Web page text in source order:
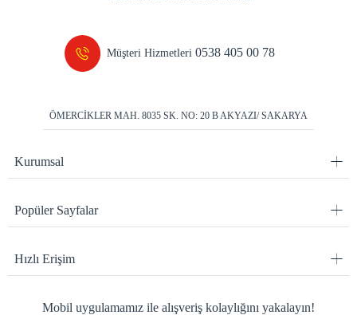
Müşteri Hizmetleri0538 405 00 78
ÖMERCİKLER MAH. 8035 SK. NO: 20 B AKYAZI/ SAKARYA
Kurumsal
Popüler Sayfalar
Hızlı Erişim
Mobil uygulamamız ile alışveriş kolaylığını yakalayın!